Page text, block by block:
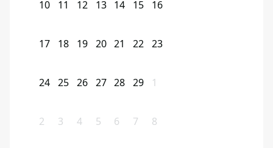
10 11 12 13 14 15 16
17 18 19 20 21 22 23
24 25 26 27 28 29 1
2 3 4 5 6 7 8